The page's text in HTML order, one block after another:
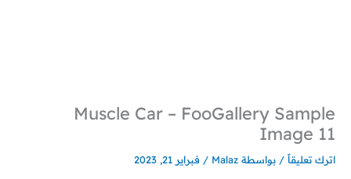
Muscle Car – FooGallery Sample
Image 11
اترك تعليقاً / بواسطة Malaz
/ فبراير 21, 2023